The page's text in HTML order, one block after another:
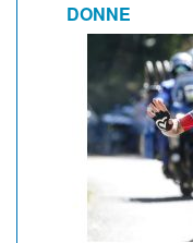
DONNE